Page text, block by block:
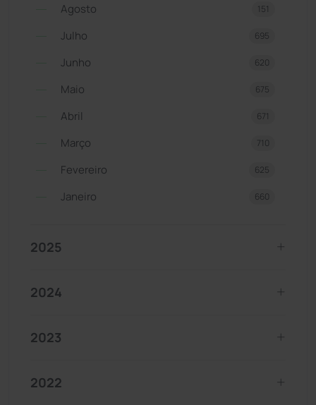
Agosto 151
Julho 695
Junho 620
Maio 675
Abril 671
Março 710
Fevereiro 625
Janeiro 660
2025
2024
2023
2022